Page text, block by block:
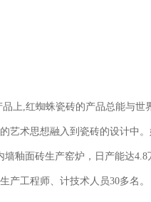
上,红蜘蛛瓷砖的产品总能与
术思想融入到瓷砖的设计
釉面砖生产窑炉，日产能达
产工程师、计技术人员30多名。